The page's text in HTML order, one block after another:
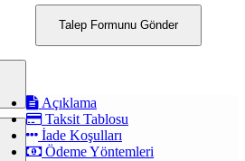
Talep Formunu Gönder
Açıklama
Taksit Tablosu
İade Koşulları
Ödeme Yöntemleri